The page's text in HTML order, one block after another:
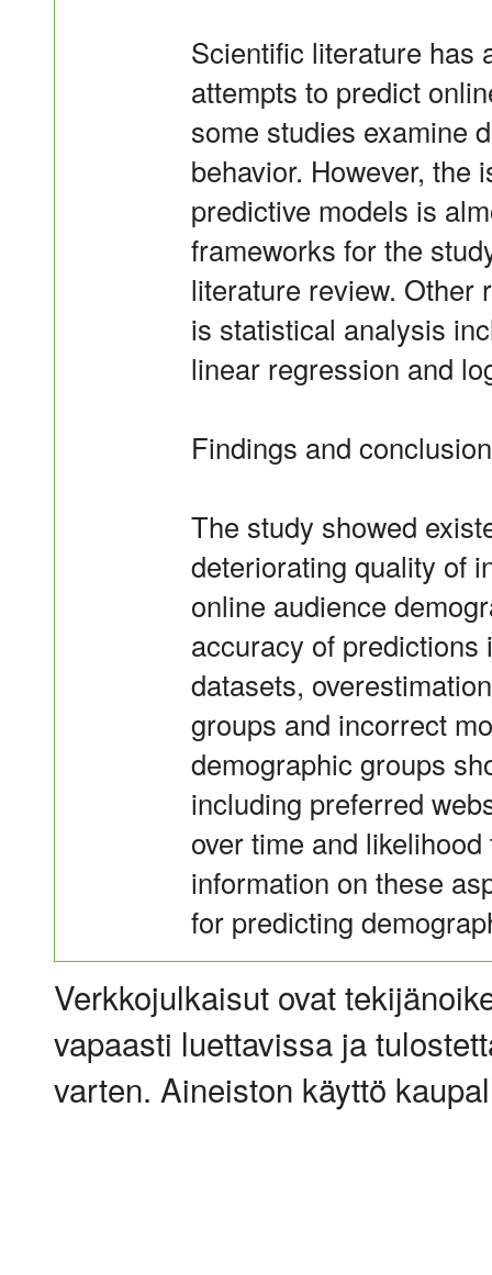
Scientific literature has
attempts to predict
some studies examine
behavior. However, the
predictive models is
frameworks for the
literature review. Other
is statistical analysis
linear regression and
Findings and
The study showed
deteriorating quality of
online audience
accuracy of
datasets,
groups and incorrect
demographic groups
including preferred
over time and
information on these
for predicting
Verkkojulkaisut ovat
vapaasti luettavissa ja
varten. Aineiston käyttö